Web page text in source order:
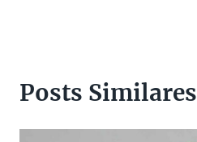
Posts Similares